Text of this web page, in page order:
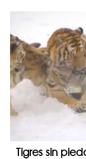
Tigres sin